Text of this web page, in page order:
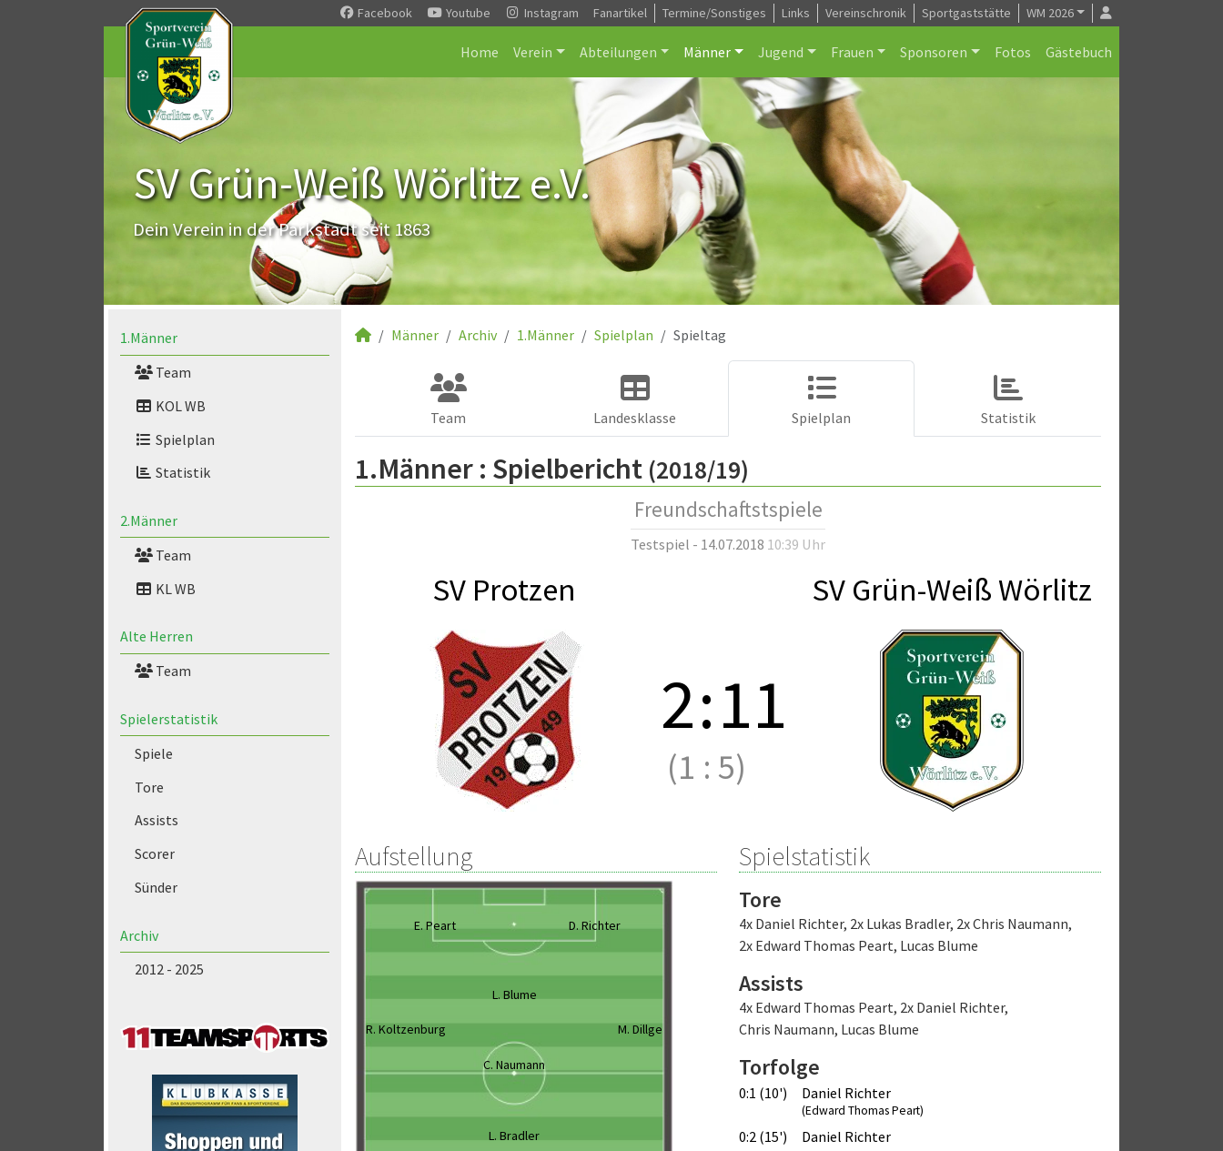
Facebook Youtube Instagram Fanartikel Termine/Sonstiges Links Vereinschronik Sportgaststätte WM 2026
Home Verein Abteilungen Männer Jugend Frauen Sponsoren Fotos Gästebuch
SV Grün-Weiß Wörlitz e.V.
Dein Verein in der Parkstadt seit 1863
1.Männer
Team
KOL WB
Spielplan
Statistik
2.Männer
Team
KL WB
Alte Herren
Team
Spielerstatistik
Spiele
Tore
Assists
Scorer
Sünder
Archiv
2012 - 2025
Männer Archiv 1.Männer Spielplan Spieltag
Team Landesklasse Spielplan Statistik
1.Männer : Spielbericht (2018/19)
Freundschaftstspiele
Testspiel - 14.07.2018 10:39 Uhr
SV Protzen SV Grün-Weiß Wörlitz
2:11
(1 : 5)
Aufstellung
E. Peart D. Richter
L. Blume
R. Koltzenburg M. Dillge
C. Naumann
L. Bradler
Spielstatistik
Tore
4x Daniel Richter, 2x Lukas Bradler, 2x Chris Naumann,
2x Edward Thomas Peart, Lucas Blume
Assists
4x Edward Thomas Peart, 2x Daniel Richter,
Chris Naumann, Lucas Blume
Torfolge
0:1 (10') Daniel Richter
(Edward Thomas Peart)
0:2 (15')
Daniel Richter